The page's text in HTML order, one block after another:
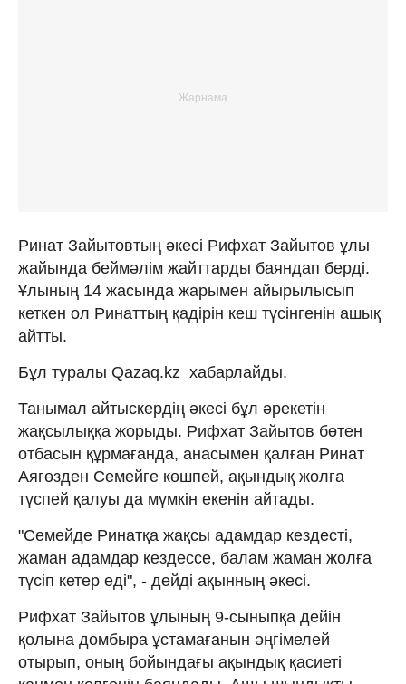
Ринат Зайытовтың әкесі Рифхат Зайытов ұлы
жайында беймәлім жайттарды баяндап берді.
Ұлының 14 жасында жарымен айырылысып
кеткен ол Ринаттың қадірін кеш түсінгенін ашық
айтты.
Бұл туралы Qazaq.kz хабарлайды.
Танымал айтыскердің әкесі бұл әрекетін
жақсылыққа жорыды. Рифхат Зайытов бөтен
отбасын құрмағанда, анасымен қалған Ринат
Аягөзден Семейге көшпей, ақындық жолға
түспей қалуы да мүмкін екенін айтады.
"Семейде Ринатқа жақсы адамдар кездесті,
жаман адамдар кездессе, балам жаман жолға
түсіп кетер еді", - дейді ақынның әкесі.
Рифхат Зайытов ұлының 9-сыныпқа дейін
қолына домбыра ұстамағанын әңгімелей
отырып, оның бойындағы ақындық қасиеті